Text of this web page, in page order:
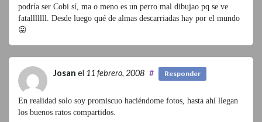
podría ser Cobi sí, ma o meno es un perro mal dibujao pq se ve
fatalllllll. Desde luego qué de almas descarriadas hay por el mundo
😛
Josan el 11 febrero, 2008 # Responder
En realidad solo soy promiscuo haciéndome fotos, hasta ahí llegan
los buenos ratos compartidos.